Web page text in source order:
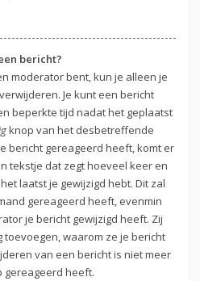
bericht?
moderator bent, kun je alleen je
Je kunt een bericht
beperkte tijd nadat het geplaatst
knop van het desbetreffende
bericht gereageerd heeft, komt er
tekstje dat zegt hoeveel keer en
laatst je gewijzigd hebt. Dit zal
gereageerd heeft, evenmin
je bericht gewijzigd heeft. Zij
waarom ze je bericht
van een bericht is niet meer
gereageerd heeft.